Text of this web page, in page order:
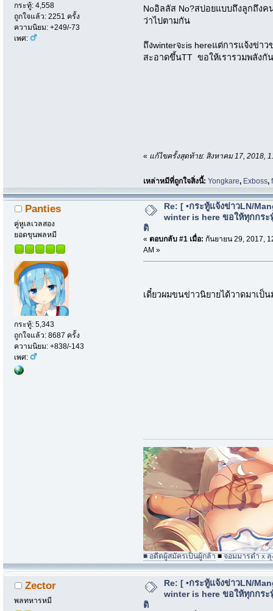
กระทู้: 4,558
ถูกใจแล้ว: 2251 ครั้ง
ความนิยม: +249/-73
เพศ:
Noอิลลัส No?สปอยแบบถึงลูกถึง
ว่าไปตามกัน
ถึงwinterจะis hereแต่การแจ้งข่า
สะอาดขึ้นTT ขอให้เรารวมพลังกั
« แก้ไขครั้งสุดท้าย: สิงหาคม 17, 2018,
เหล่าหมีที่ถูกใจสิ่งนี้:Yongkare, Exboss,
Panties
คู่หูเลเวลสอง
ยอดขุนพลหมี
กระทู้: 5,343
ถูกใจแล้ว: 8687 ครั้ง
ความนิยม: +838/-143
เพศ:
Re: [ •กระทู้แจ้งข่าวLN/
winter is here ขอให้ทุกกระ
ติ
« ตอบกลับ #1 เมื่อ: กันยายน 29, 2017,
AM »
เดี๋ยวผมขนข่าวนิยายได้วาดมาเป็
■ อดีตผู้สมัครเป็นผู้กล้า■จอมมารดำｘ
Zector
พลทหารหมี
Re: [ •กระทู้แจ้งข่าวLN/
winter is here ขอให้ทุกกระ
ติ